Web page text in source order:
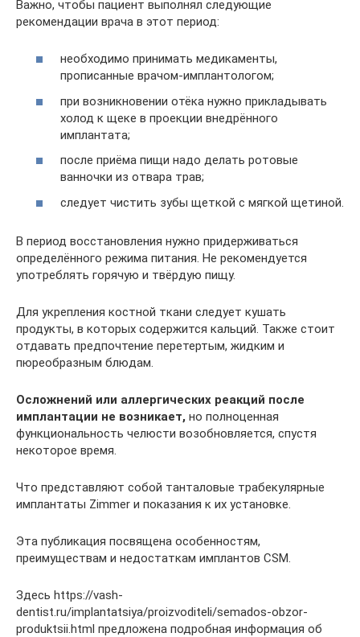
Важно, чтобы пациент выполнял следующие
рекомендации врача в этот период:
необходимо принимать медикаменты,
прописанные врачом-имплантологом;
при возникновении отёка нужно прикладывать
холод к щеке в проекции внедрённого
имплантата;
после приёма пищи надо делать ротовые
ванночки из отвара трав;
следует чистить зубы щеткой с мягкой щетиной.
В период восстановления нужно придерживаться
определённого режима питания. Не рекомендуется
употреблять горячую и твёрдую пищу.
Для укрепления костной ткани следует кушать
продукты, в которых содержится кальций. Также стоит
отдавать предпочтение перетертым, жидким и
пюреобразным блюдам.
Осложнений или аллергических реакций после
имплантации не возникает, но полноценная
функциональность челюсти возобновляется, спустя
некоторое время.
Что представляют собой танталовые трабекулярные
имплантаты Zimmer и показания к их установке.
Эта публикация посвящена особенностям,
преимуществам и недостаткам имплантов CSM.
Здесь https://vash-
dentist.ru/implantatsiya/proizvoditeli/semados-obzor-
produktsii.html предложена подробная информация об